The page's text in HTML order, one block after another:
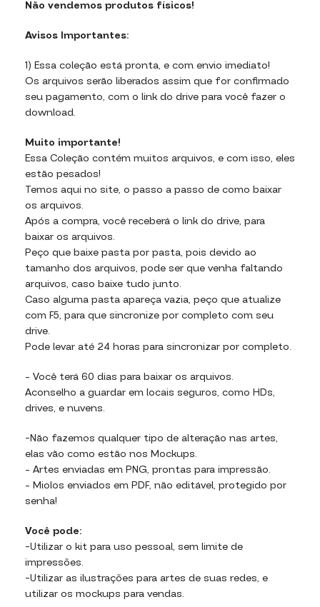
Não vendemos produtos físicos!
Avisos Importantes:
1) Essa coleção está pronta, e com envio imediato!
Os arquivos serão liberados assim que for confirmado
seu pagamento, com o link do drive para você fazer o
download.
Muito importante!
Essa Coleção contém muitos arquivos, e com isso, eles
estão pesados!
Temos aqui no site, o passo a passo de como baixar
os arquivos.
Após a compra, você receberá o link do drive, para
baixar os arquivos.
Peço que baixe pasta por pasta, pois devido ao
tamanho dos arquivos, pode ser que venha faltando
arquivos, caso baixe tudo junto.
Caso alguma pasta apareça vazia, peço que atualize
com F5, para que sincronize por completo com seu
drive.
Pode levar até 24 horas para sincronizar por completo.
– Você terá 60 dias para baixar os arquivos.
Aconselho a guardar em locais seguros, como HDs,
drives, e nuvens.
-Não fazemos qualquer tipo de alteração nas artes,
elas vão como estão nos Mockups.
– Artes enviadas em PNG, prontas para impressão.
– Miolos enviados em PDF, não editável, protegido por
senha!
Você pode:
-Utilizar o kit para uso pessoal, sem limite de
impressões.
-Utilizar as ilustrações para artes de suas redes, e
utilizar os mockups para vendas.